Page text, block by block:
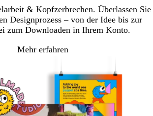
& Kopfzerbrechen. Überlassen Sie
Designprozess – von der Idee bis zur
zum Downloaden in Ihrem Konto.
Mehr erfahren